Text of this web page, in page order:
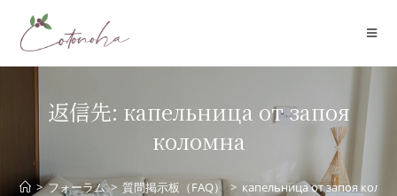
返信先: капельница от запоя
коломна
> フォーラム > 質問掲示板（FAQ） > капельница от запоя